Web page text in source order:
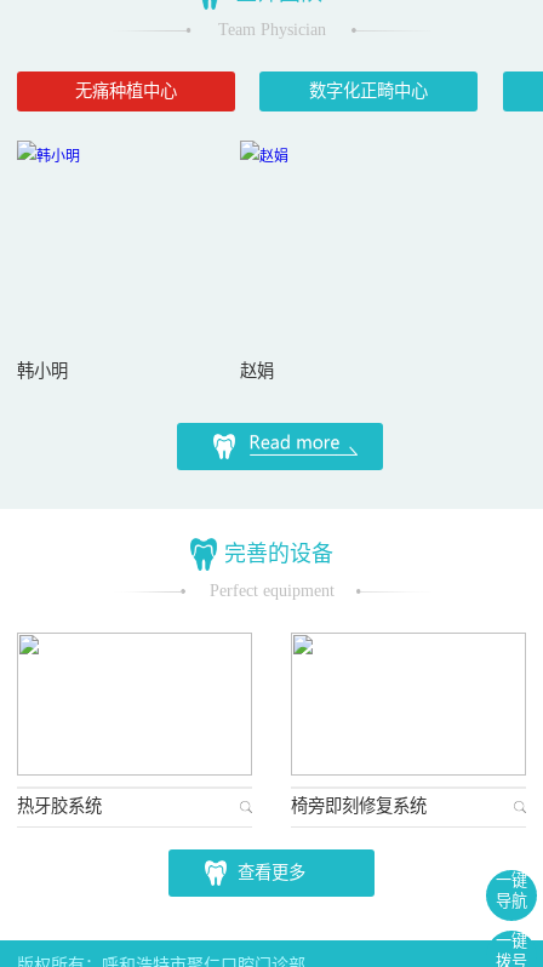
Team Physician
无痛种植中心 数字化正畸中心
韩小明 赵娟
完善的设备
Perfect equipment
热牙胶系统 椅旁即刻修复系统
查看更多
一键
拨号
一键
导航